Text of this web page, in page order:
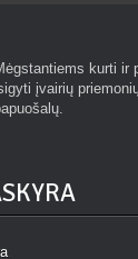
kurti ir
įvairių